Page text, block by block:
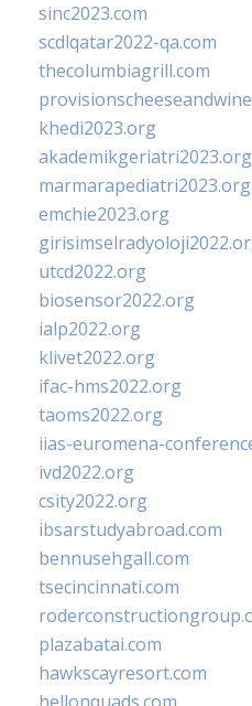
sinc2023.com
scdlqatar2022-qa.com
thecolumbiagrill.com
khedi2023.org
akademikgeriatri2023.org
marmarapediatri2023.org
emchie2023.org
utcd2022.org
biosensor2022.org
ialp2022.org
klivet2022.org
ifac-hms2022.org
taoms2022.org
iias-euromena-
ivd2022.org
csity2022.org
ibsarstudyabroad.com
bennusehgall.com
tsecincinnati.com
plazabatai.com
hawkscayresort.com